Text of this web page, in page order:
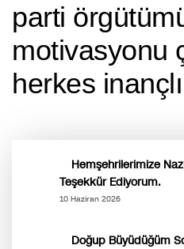
parti
motivasyonu
herkes
Hemşehrilerimize
Teşekkür Ediyorum.
10 Haziran 2026
Doğup Büyüdüğüm